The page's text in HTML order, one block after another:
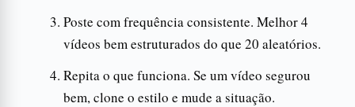
Poste com frequência consistente. Melhor 4
vídeos bem estruturados do que 20 aleatórios.
Repita o que funciona. Se um vídeo segurou
bem, clone o estilo e mude a situação.